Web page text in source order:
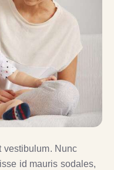
vestibulum. Nunc
id mauris sodales,